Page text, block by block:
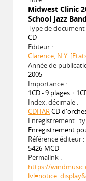
Midwest Clinic
School Jazz Band
Type de document
CD
Editeur :
Clarence, N.Y.
Année de
2005
Importance :
1CD - 9 plages +
Index. décimale :
CDHARCD
Enregistrement :
Enregistrement
Référence éditeur :
5426-MCD
Permalink :
https://